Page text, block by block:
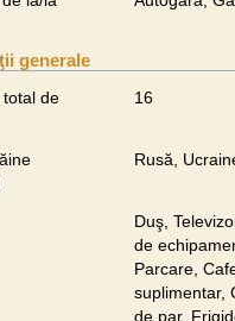
generale
total de
16
Rusă,
Duş,
de
Parcare,
suplimentar,
de par,